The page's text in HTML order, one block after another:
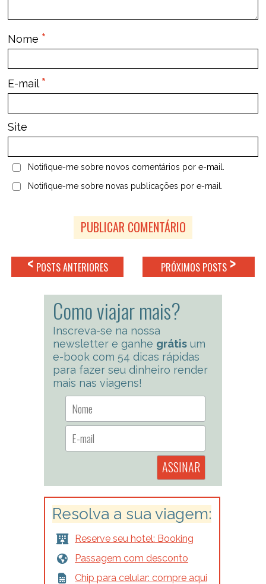
Nome *
E-mail *
Site
Notifique-me sobre novos comentários por e-mail.
Notifique-me sobre novas publicações por e-mail.
< POSTS ANTERIORES PRÓXIMOS POSTS>
Como viajar mais?
Inscreva-se na nossa
newsletter e ganhe grátis um
e-book com 54 dicas rápidas
para fazer seu dinheiro render
mais nas viagens!
Resolva a sua viagem:
Reserve seu hotel: Booking
Passagem com desconto
Chip para celular: compre aqui